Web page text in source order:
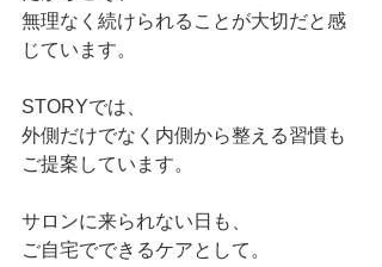
無理なく続けられることが大切だと感
じています。
STORYでは、
外側だけでなく内側から整える習慣も
ご提案しています。
サロンに来られない日も、
ご自宅でできるケアとして。